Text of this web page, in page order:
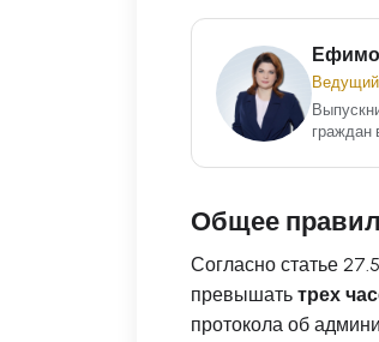
Ведущий
граждан
Общее
Согласно статье
превышать трех
протокола об